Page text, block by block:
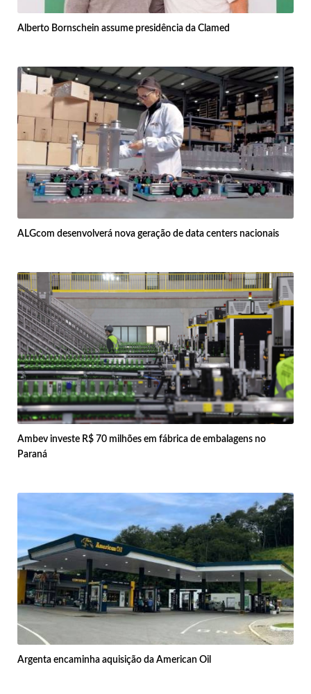
Alberto Bornschein assume presidência da Clamed
ALGcom desenvolverá nova geração de data centers nacionais
Ambev investe R$ 70 milhões em fábrica de embalagens no
Paraná
Argenta encaminha aquisição da American Oil